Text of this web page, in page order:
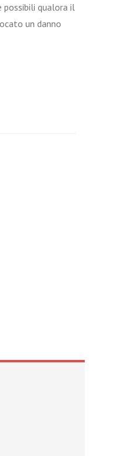
possibili qualora il
un danno